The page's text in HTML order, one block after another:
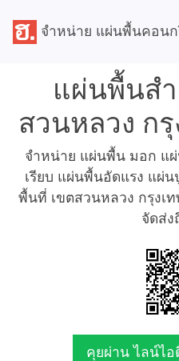
จำหน่าย แผ่นพื้นคอนก
แผ่นพื้นสำ
สวนหลวง ก
จำหน่าย แผ่นพื้น มอก แ
เรียบ แผ่นพื้นอัดแรง แผ่
พื้นที่ เขตสวนหลวง กรุงเ
จัดส่ง
คุยผ่าน ไลน์ไอ